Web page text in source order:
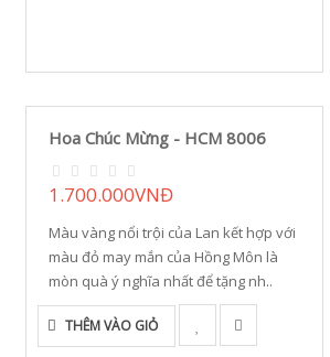
Hoa Chúc Mừng - HCM 8006
1.700.000VNĐ
Màu vàng nổi trội của Lan kết hợp với
màu đỏ may mắn của Hồng Môn là
mòn quà ý nghĩa nhất để tặng nh..
THÊM VÀO GIỎ